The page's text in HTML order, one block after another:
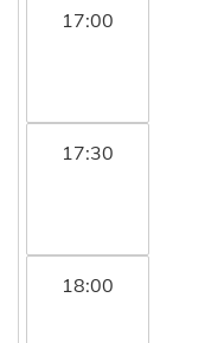
17:00
17:30
18:00